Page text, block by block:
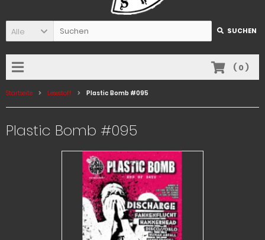
Alle SUCHEN
( 0)
Startseite Lesestoff Plastic Bomb #095
Plastic Bomb #095